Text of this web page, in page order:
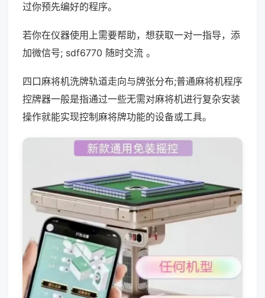
过你预先编好的程序。
若你在仪器使用上需要帮助，想获取一对一指导，添
加微信号; sdf6770 随时交流 。
四口麻将机洗牌轨道走向与牌张分布;普通麻将机程序
控牌器一般是指通过一些无需对麻将机进行复杂安装
操作就能实现控制麻将牌功能的设备或工具。